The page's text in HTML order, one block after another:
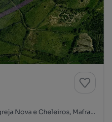
Rua da Cabine, Igreja Nova, Igreja Nova e Cheleiros, Mafra, Lisboa